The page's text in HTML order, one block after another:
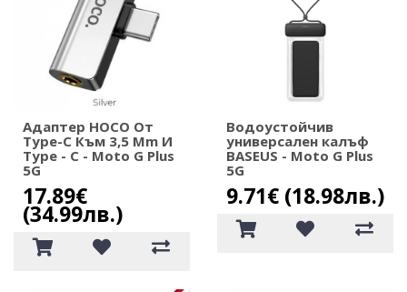
Адаптер HOCO От
Type-C Към 3,5 Mm И
Type - C - Moto G Plus
5G
17.89€
(34.99лв.)
Водоустойчив
универсален калъф
BASEUS - Moto G Plus
5G
9.71€ (18.98лв.)